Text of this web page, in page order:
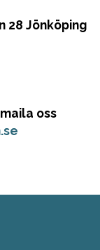
Jönköping
oss